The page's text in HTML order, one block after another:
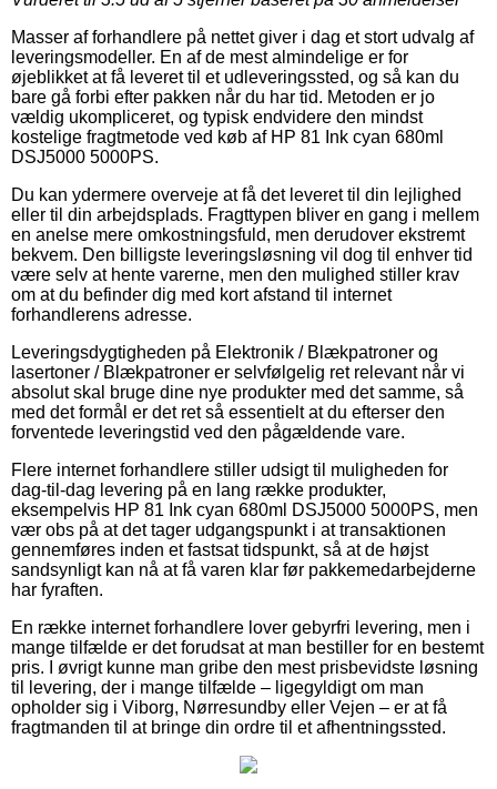
Masser af forhandlere på nettet giver i dag et stort udvalg af
leveringsmodeller. En af de mest almindelige er for
øjeblikket at få leveret til et udleveringssted, og så kan du
bare gå forbi efter pakken når du har tid. Metoden er jo
vældig ukompliceret, og typisk endvidere den mindst
kostelige fragtmetode ved køb af HP 81 Ink cyan 680ml
DSJ5000 5000PS.
Du kan ydermere overveje at få det leveret til din lejlighed
eller til din arbejdsplads. Fragttypen bliver en gang i mellem
en anelse mere omkostningsfuld, men derudover ekstremt
bekvem. Den billigste leveringsløsning vil dog til enhver tid
være selv at hente varerne, men den mulighed stiller krav
om at du befinder dig med kort afstand til internet
forhandlerens adresse.
Leveringsdygtigheden på Elektronik / Blækpatroner og
lasertoner / Blækpatroner er selvfølgelig ret relevant når vi
absolut skal bruge dine nye produkter med det samme, så
med det formål er det ret så essentielt at du efterser den
forventede leveringstid ved den pågældende vare.
Flere internet forhandlere stiller udsigt til muligheden for
dag-til-dag levering på en lang række produkter,
eksempelvis HP 81 Ink cyan 680ml DSJ5000 5000PS, men
vær obs på at det tager udgangspunkt i at transaktionen
gennemføres inden et fastsat tidspunkt, så at de højst
sandsynligt kan nå at få varen klar før pakkemedarbejderne
har fyraften.
En række internet forhandlere lover gebyrfri levering, men i
mange tilfælde er det forudsat at man bestiller for en bestemt
pris. I øvrigt kunne man gribe den mest prisbevidste løsning
til levering, der i mange tilfælde – ligegyldigt om man
opholder sig i Viborg, Nørresundby eller Vejen – er at få
fragtmanden til at bringe din ordre til et afhentningssted.